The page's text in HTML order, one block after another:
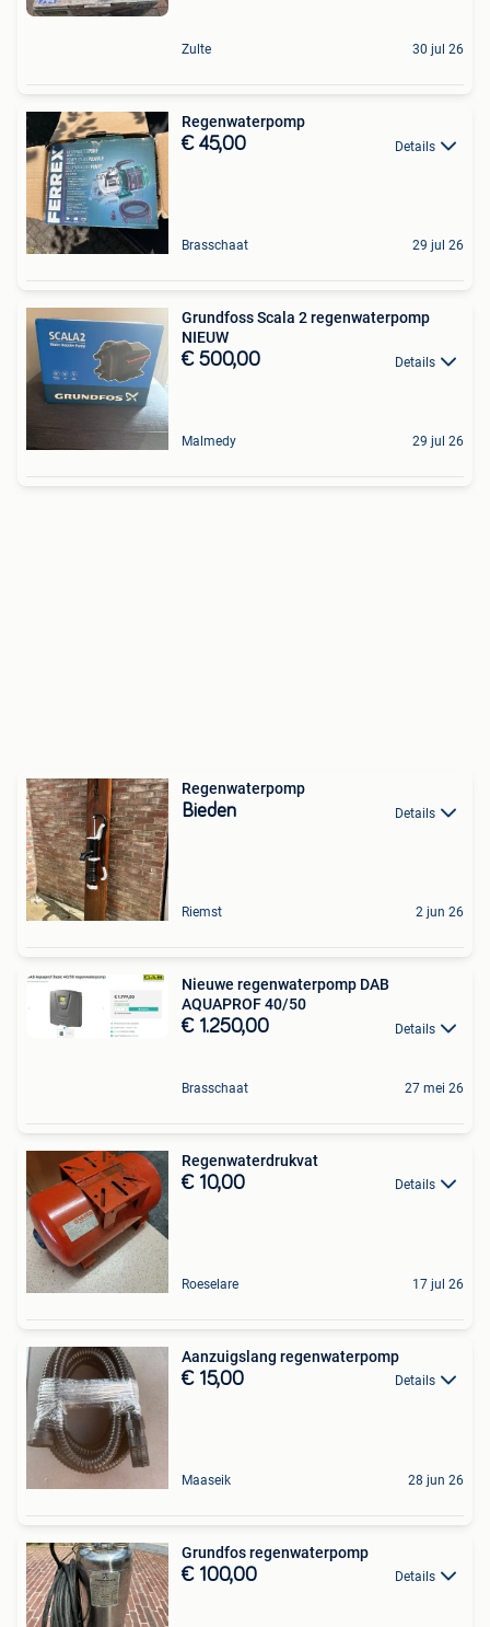
Zulte 30 jul 26
Regenwaterpomp
€ 45,00 Details
Brasschaat 29 jul 26
Grundfoss Scala 2 regenwaterpomp
NIEUW
€ 500,00 Details
Malmedy 29 jul 26
Regenwaterpomp
Bieden Details
Riemst 2 jun 26
Nieuwe regenwaterpomp DAB
AQUAPROF 40/50
€ 1.250,00 Details
Brasschaat 27 mei 26
Regenwaterdrukvat
€ 10,00 Details
Roeselare 17 jul 26
Aanzuigslang regenwaterpomp
€ 15,00 Details
Maaseik 28 jun 26
Grundfos regenwaterpomp
€ 100,00 Details